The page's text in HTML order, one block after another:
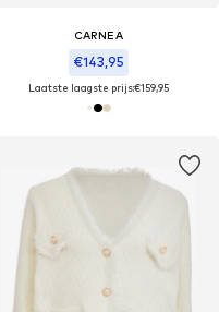
CARNEA
€143,95
Laatste laagste prijs:€159,95